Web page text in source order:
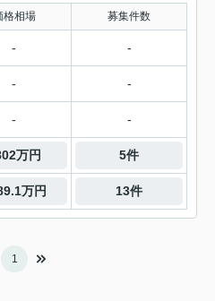
格相場 募集件数
- -
- -
- -
万円 5件
万円 13件
1